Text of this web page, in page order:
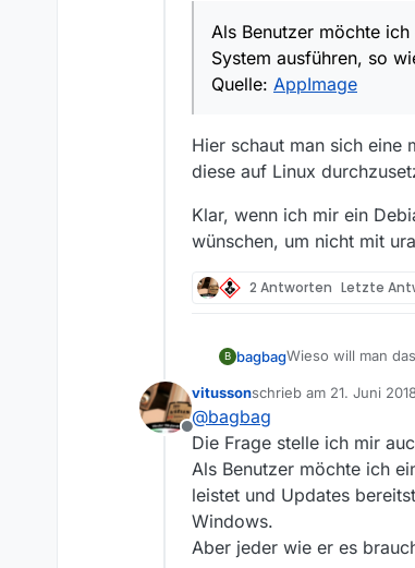
Als Benutzer möchte
System ausführen, so
Quelle: AppImage
Hier schaut man sich eine
diese auf Linux
Klar, wenn ich mir ein
wünschen, um nicht mit
2 Antworten Letzte
B bagbagWieso will man
nicht für jedes
Warum für jede
ausführen, so
Quelle:
Hier schaut man
Klar, wenn ich
nicht mit uralter
Offline
vitussonschrieb am 21. Juni
zuletzt editiert von
@bagbag
Die Frage stelle ich mir
Als Benutzer möchte ich
leistet und Updates
Windows.
Aber jeder wie er es